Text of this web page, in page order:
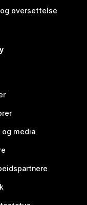
oversettelse
og media